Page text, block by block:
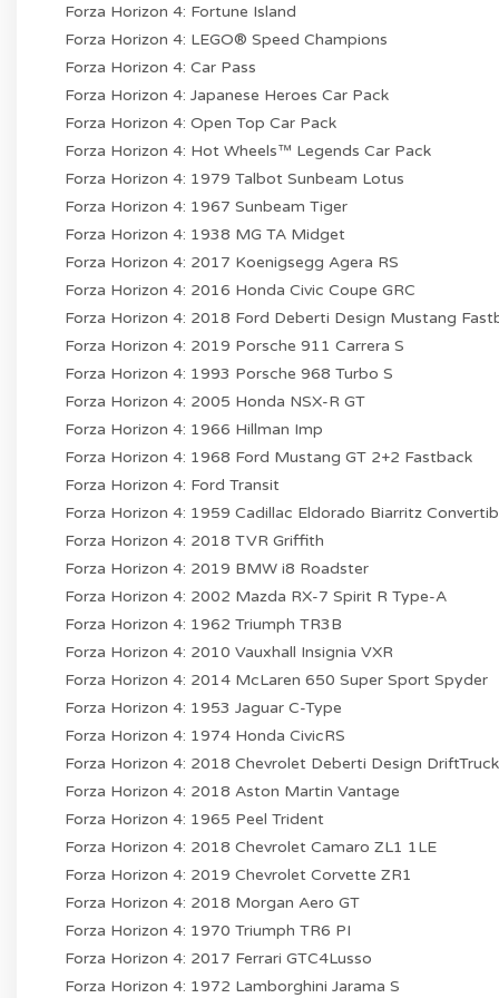
Forza Horizon 4: Fortune Island
Forza Horizon 4: LEGO® Speed Champions
Forza Horizon 4: Car Pass
Forza Horizon 4: Japanese Heroes Car Pack
Forza Horizon 4: Open Top Car Pack
Forza Horizon 4: Hot Wheels™ Legends Car Pack
Forza Horizon 4: 1979 Talbot Sunbeam Lotus
Forza Horizon 4: 1967 Sunbeam Tiger
Forza Horizon 4: 1938 MG TA Midget
Forza Horizon 4: 2017 Koenigsegg Agera RS
Forza Horizon 4: 2016 Honda Civic Coupe GRC
Forza Horizon 4: 2018 Ford Deberti Design Mustang
Forza Horizon 4: 2019 Porsche 911 Carrera S
Forza Horizon 4: 1993 Porsche 968 Turbo S
Forza Horizon 4: 2005 Honda NSX-R GT
Forza Horizon 4: 1966 Hillman Imp
Forza Horizon 4: 1968 Ford Mustang GT 2+2 Fastback
Forza Horizon 4: Ford Transit
Forza Horizon 4: 1959 Cadillac Eldorado Biarritz
Forza Horizon 4: 2018 TVR Griffith
Forza Horizon 4: 2019 BMW i8 Roadster
Forza Horizon 4: 2002 Mazda RX-7 Spirit R Type-A
Forza Horizon 4: 1962 Triumph TR3B
Forza Horizon 4: 2010 Vauxhall Insignia VXR
Forza Horizon 4: 2014 McLaren 650 Super Sport Spyder
Forza Horizon 4: 1953 Jaguar C-Type
Forza Horizon 4: 1974 Honda CivicRS
Forza Horizon 4: 2018 Chevrolet Deberti Design DriftTruck
Forza Horizon 4: 2018 Aston Martin Vantage
Forza Horizon 4: 1965 Peel Trident
Forza Horizon 4: 2018 Chevrolet Camaro ZL1 1LE
Forza Horizon 4: 2019 Chevrolet Corvette ZR1
Forza Horizon 4: 2018 Morgan Aero GT
Forza Horizon 4: 1970 Triumph TR6 PI
Forza Horizon 4: 2017 Ferrari GTC4Lusso
Forza Horizon 4: 1972 Lamborghini Jarama S